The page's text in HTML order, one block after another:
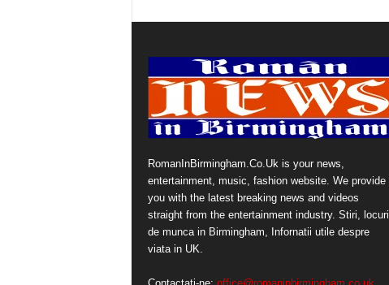
RomanInBirmingham.Co.Uk is your news,
entertainment, music, fashion website. We provide
you with the latest breaking news and videos
straight from the entertainment industry. Stiri, locuri
de munca in Birmingham, Infornatii utile despre
viata in UK.